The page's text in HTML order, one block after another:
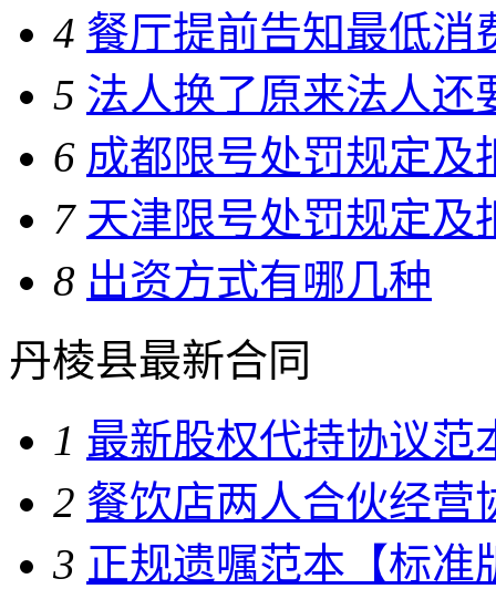
4 餐厅提前告知最低消
5 法人换了原来法人还
6 成都限号处罚规定及
7 天津限号处罚规定及
8 出资方式有哪几种
丹棱县最新合同
1 最新股权代持协议范
2 餐饮店两人合伙经营
3 正规遗嘱范本【标准